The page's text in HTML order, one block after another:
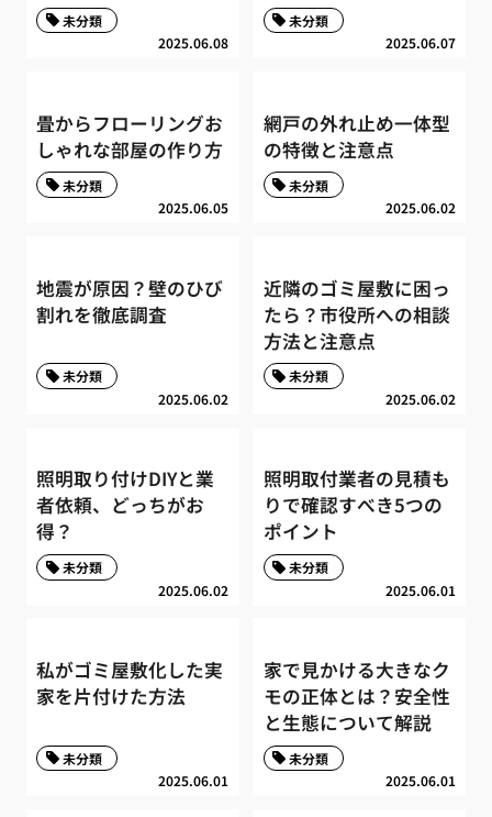
2025.06.08
未分類
2025.06.07
未分類
畳からフローリングお
しゃれな部屋の作り方
2025.06.05
未分類
網戸の外れ止め一体型
の特徴と注意点
2025.06.02
未分類
地震が原因？壁のひび
割れを徹底調査
2025.06.02
未分類
近隣のゴミ屋敷に困っ
たら？市役所への相談
方法と注意点
2025.06.02
未分類
照明取り付けDIYと業
者依頼、どっちがお
得？
2025.06.02
未分類
照明取付業者の見積も
りで確認すべき5つの
ポイント
2025.06.01
未分類
私がゴミ屋敷化した実
家を片付けた方法
2025.06.01
未分類
家で見かける大きなク
モの正体とは？安全性
と生態について解説
2025.06.01
未分類